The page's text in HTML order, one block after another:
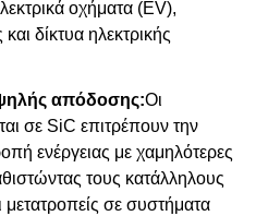
οχήματα (EV),
δίκτυα ηλεκτρικής
απόδοσης:Οι
σε SiC επιτρέπουν την
ενέργειας με χαμηλότερες
τους κατάλληλους
σε συστήματα